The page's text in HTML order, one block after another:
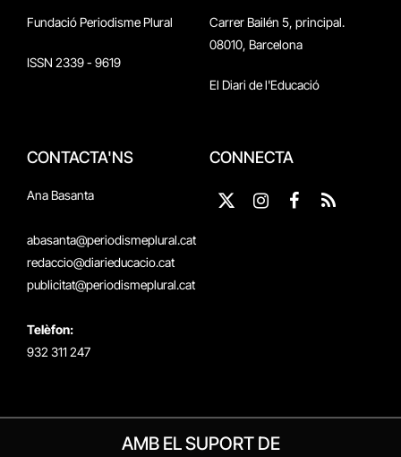
Fundació Periodisme Plural
ISSN 2339 - 9619
Carrer Bailén 5, principal.
08010, Barcelona
El Diari de l'Educació
CONTACTA'NS
Ana Basanta
abasanta@periodismeplural.cat
redaccio@diarieducacio.cat
publicitat@periodismeplural.cat
Telèfon:
932 311 247
CONNECTA
X
Instagram
Facebook
RSS
AMB EL SUPORT DE